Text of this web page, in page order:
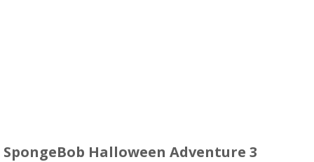
SpongeBob Halloween Adventure 3